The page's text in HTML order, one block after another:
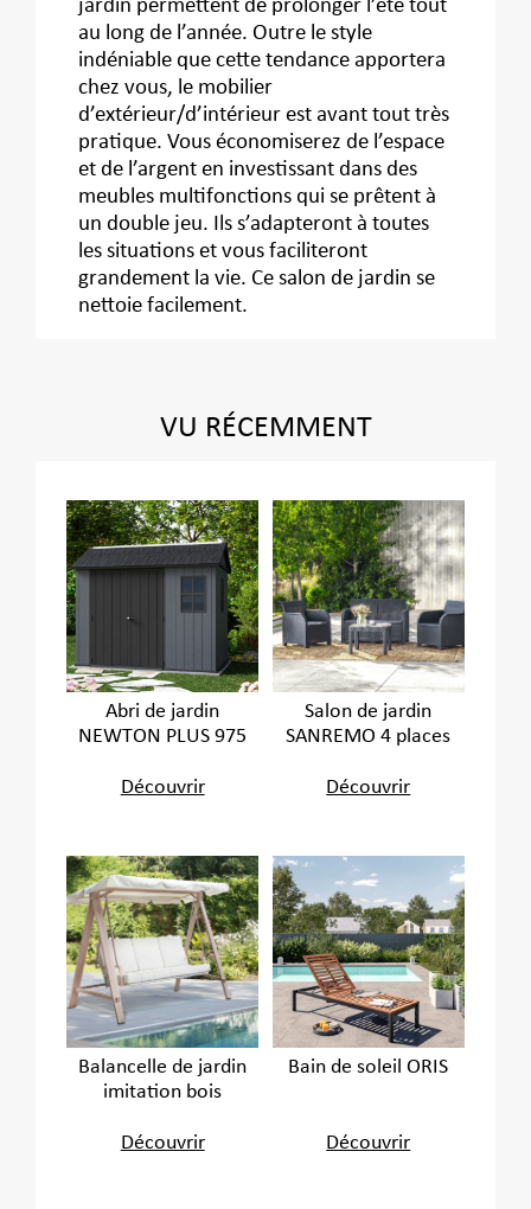
jardin permettent de prolonger l’été tout
au long de l’année. Outre le style
indéniable que cette tendance apportera
chez vous, le mobilier
d’extérieur/d’intérieur est avant tout très
pratique. Vous économiserez de l’espace
et de l’argent en investissant dans des
meubles multifonctions qui se prêtent à
un double jeu. Ils s’adapteront à toutes
les situations et vous faciliteront
grandement la vie. Ce salon de jardin se
nettoie facilement.
VU RÉCEMMENT
Abri de jardin
NEWTON PLUS 975
Découvrir
Salon de jardin
SANREMO 4 places
Découvrir
Balancelle de jardin
imitation bois
Découvrir
Bain de soleil ORIS
Découvrir